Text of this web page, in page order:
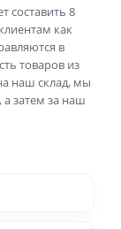
составить 8
как
в
товаров из
наш склад, мы
затем за наш